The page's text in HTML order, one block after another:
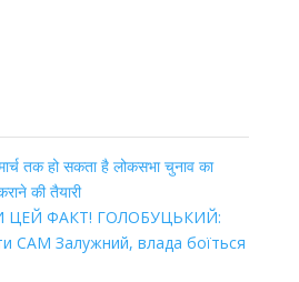
तक हो सकता है लोकसभा चुनाव का
की तैयारी
ЦЕЙ ФАКТ! ГОЛОБУЦЬКИЙ:
САМ Залужний, влада боїться